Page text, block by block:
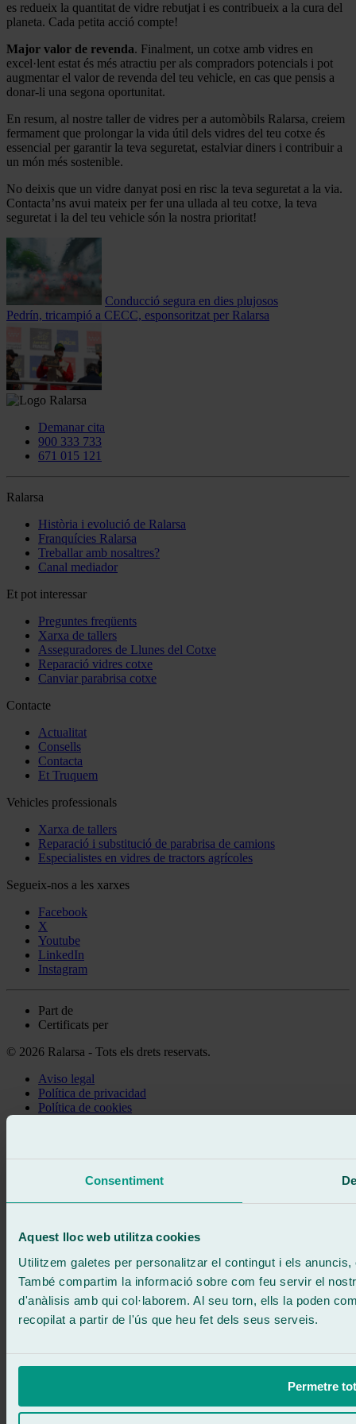
Consentiment
Aquest lloc web utilitza cookies
Utilitzem galetes per personalitzar el contingut i els
També compartim la informació sobre com feu servir el
d'anàlisis amb qui col·laborem. Al seu torn, ells la poden
recopilat a partir de l'ús que heu fet dels seus serveis.
Permetre
es redueix la quantitat de vidre rebutjat i es contribueix a la cura del
planeta. Cada petita acció compte!
Major valor de revenda. Finalment, un cotxe amb vidres en
excel·lent estat és més atractiu per als compradors potencials i pot
augmentar el valor de revenda del teu vehicle, en cas que pensis a
donar-li una segona oportunitat.
En resum, al nostre taller de vidres per a automòbils Ralarsa, creiem
fermament que prolongar la vida útil dels vidres del teu cotxe és
essencial per garantir la teva seguretat, estalviar diners i contribuir a
un món més sostenible.
No deixis que un vidre danyat posi en risc la teva seguretat a la via.
Contacta’ns avui mateix per fer una ullada al teu cotxe, la teva
seguretat i la del teu vehicle són la nostra prioritat!
Conducció segura en dies plujosos
Pedrín, tricampió a CECC, esponsoritzat per Ralarsa
Demanar cita
900 333 733
671 015 121
Ralarsa
Història i evolució de Ralarsa
Franquícies Ralarsa
Treballar amb nosaltres?
Canal mediador
Et pot interessar
Preguntes freqüents
Xarxa de tallers
Asseguradores de Llunes del Cotxe
Reparació vidres cotxe
Canviar parabrisa cotxe
Contacte
Actualitat
Consells
Contacta
Et Truquem
Vehicles professionals
Xarxa de tallers
Reparació i substitució de parabrisa de camions
Especialistes en vidres de tractors agrícoles
Segueix-nos a les xarxes
Facebook
X
Youtube
LinkedIn
Instagram
Part de
Certificats per
© 2026 Ralarsa - Tots els drets reservats.
Aviso legal
Política de privacidad
Política de cookies
Et truquem
Sense compromís
Escriu-nos
ATENCIÓ 24/7 Contacta'ns